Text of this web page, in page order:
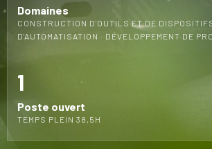
Domaines
CONSTRUCTION D'OUTILS ET DE
D'AUTOMATISATION · DÉVELOPPEMENT DE
1
Poste ouvert
TEMPS PLEIN 38,5H